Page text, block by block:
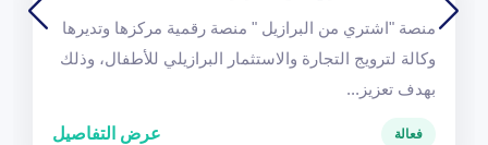
منصة "اشتري من البرازيل " منصة رقمية مركزها وتديرها
وكالة لترويج التجارة والاستثمار البرازيلي للأطفال، وذلك
بهدف تعزيز...
فعالة عرض التفاصيل